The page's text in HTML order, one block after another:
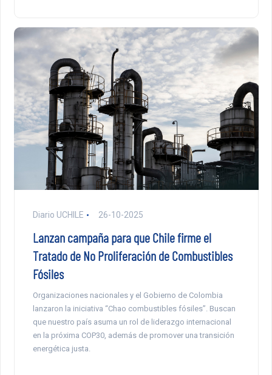
Diario UCHILE 26-10-2025
Lanzan campaña para que Chile firme el
Tratado de No Proliferación de Combustibles
Fósiles
Organizaciones nacionales y el Gobierno de Colombia
lanzaron la iniciativa “Chao combustibles fósiles”. Buscan
que nuestro país asuma un rol de liderazgo internacional
en la próxima COP30, además de promover una transición
energética justa.